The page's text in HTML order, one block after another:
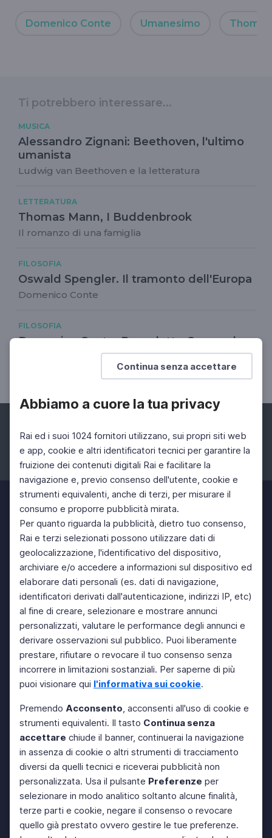
Continua senza accettare
Abbiamo a cuore la tua privacy
Rai ed i suoi 1024 fornitori utilizzano, sui propri siti web
e app, cookie e altri identificatori tecnici per garantire la
fruizione dei contenuti digitali Rai e facilitare la
navigazione e, previo consenso dell'utente, cookie e
strumenti equivalenti, anche di terzi, per misurare il
consumo e proporre pubblicità mirata.
Per quanto riguarda la pubblicità, dietro tuo consenso,
Rai e terzi selezionati possono utilizzare dati di
geolocalizzazione, l'identificativo del dispositivo,
archiviare e/o accedere a informazioni sul dispositivo ed
elaborare dati personali (es. dati di navigazione,
identificatori derivati dall'autenticazione, indirizzi IP, etc)
al fine di creare, selezionare e mostrare annunci
personalizzati, valutare le performance degli annunci e
derivare osservazioni sul pubblico. Puoi liberamente
prestare, rifiutare o revocare il tuo consenso senza
incorrere in limitazioni sostanziali. Per saperne di più
puoi visionare qui l'informativa sui cookie.
Premendo Acconsento, acconsenti all'uso di cookie e
strumenti equivalenti. Il tasto Continua senza
accettare chiude il banner, continuerai la navigazione
in assenza di cookie o altri strumenti di tracciamento
diversi da quelli tecnici e riceverai pubblicità non
personalizzata. Usa il pulsante Preferenze per
selezionare in modo analitico soltanto alcune finalità,
terze parti e cookie, negare il consenso o revocare
quello già prestato ovvero gestire le tue preferenze.
Domenico Conte Umanesimo
Ti potrebbero interessare...
MUSICA
Alessandro Zignani: Beethoven, l'ultimo
umanista
Ludwig van Beethoven e la letteratura
LETTERATURA
Thomas Mann, I Buddenbrook
Il romanzo di una famiglia
FILOSOFIA
Oswald Spengler. Il tramonto dell'Europa
Domenico Conte
FILOSOFIA
Domenico Conte. Benedetto Croce e la
Spengler, Goethe, Thomas Mann
Facebook Instagram Twitter